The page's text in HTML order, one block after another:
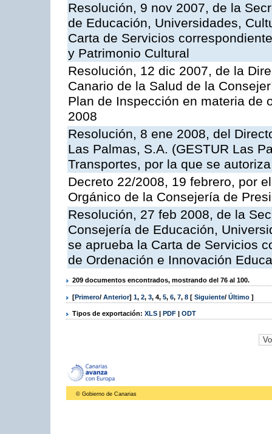
Resolución, 9 nov 2007, de la
de Educación, Universidades,
Carta de Servicios
y Patrimonio Cultural
Resolución, 12 dic 2007, de la
Canario de la Salud de la
Plan de Inspección en materia de
2008
Resolución, 8 ene 2008, del
Las Palmas, S.A. (GESTUR Las
Transportes, por la que se
Decreto 22/2008, 19 febrero, por
Orgánico de la Consejería de
Resolución, 27 feb 2008, de la
Consejería de Educación,
se aprueba la Carta de Servicios
de Ordenación e Innovación
209 documentos encontrados, mostrando del 76 al 100.
[Primero/ Anterior] 1, 2, 3, 4, 5, 6, 7, 8 [ Siguiente/ Último ]
Tipos de exportación: XLS | PDF | ODT
© Gobierno de Canarias